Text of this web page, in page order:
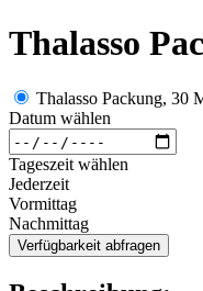
Thalasso
Thalasso Packung, 30
Datum wählen
Tageszeit wählen
Jederzeit
Vormittag
Nachmittag
Verfügbarkeit abfragen